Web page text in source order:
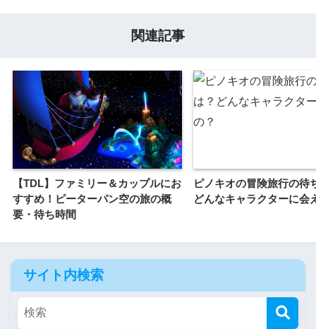
関連記事
【TDL】ファミリー＆カップルにお
すすめ！ピーターパン空の旅の概
要・待ち時間
ピノキオの冒険旅行の待
どんなキャラクターに会
サイト内検索